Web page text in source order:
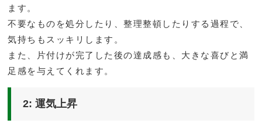
ます。
不要なものを処分したり、整理整頓したりする過程で、
気持ちもスッキリします。
また、片付けが完了した後の達成感も、大きな喜びと満
足感を与えてくれます。
2: 運気上昇